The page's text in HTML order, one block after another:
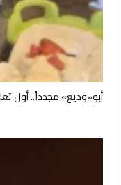
أبو«وديع» مجدداً.. أول